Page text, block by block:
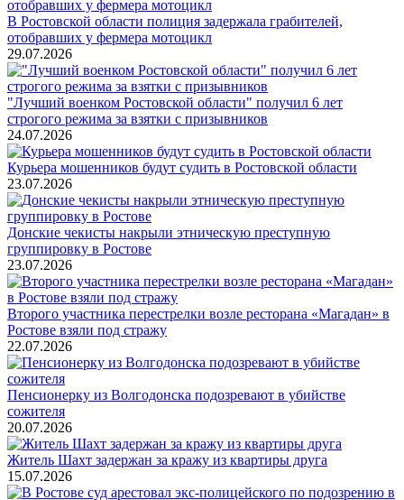
В Ростовской области полиция задержала грабителей,
отобравших у фермера мотоцикл
29.07.2026
"Лучший военком Ростовской области" получил 6 лет
строгого режима за взятки с призывников
24.07.2026
Курьера мошенников будут судить в Ростовской области
23.07.2026
Донские чекисты накрыли этническую преступную
группировку в Ростове
23.07.2026
Второго участника перестрелки возле ресторана «Магадан» в
Ростове взяли под стражу
22.07.2026
Пенсионерку из Волгодонска подозревают в убийстве
сожителя
20.07.2026
Житель Шахт задержан за кражу из квартиры друга
15.07.2026